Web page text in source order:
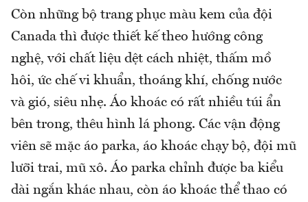
Còn những bộ trang phục màu kem của đội
Canada thì được thiết kế theo hướng công
nghệ, với chất liệu dệt cách nhiệt, thấm mồ
hôi, ức chế vi khuẩn, thoáng khí, chống nước
và gió, siêu nhẹ. Áo khoác có rất nhiều túi ẩn
bên trong, thêu hình lá phong. Các vận động
viên sẽ mặc áo parka, áo khoác chạy bộ, đội mũ
lưỡi trai, mũ xô. Áo parka chỉnh được ba kiểu
dài ngắn khác nhau, còn áo khoác thể thao có